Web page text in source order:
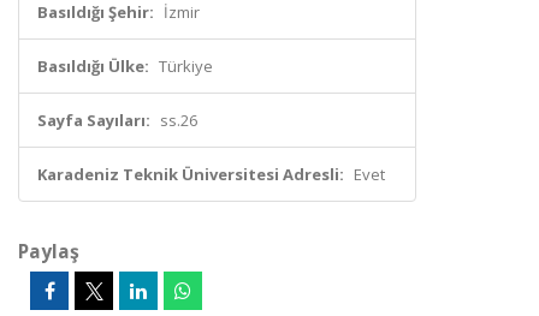
Basıldığı Şehir: İzmir
Basıldığı Ülke: Türkiye
Sayfa Sayıları: ss.26
Karadeniz Teknik Üniversitesi Adresli: Evet
Paylaş